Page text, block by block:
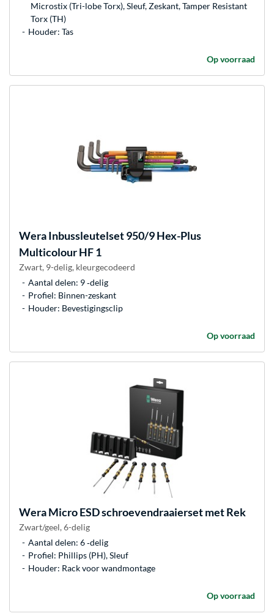
Microstix (Tri-lobe Torx), Sleuf, Zeskant, Tamper Resistant
Torx (TH)
Houder: Tas
Op voorraad
WeraInbussleutelset 950/9 Hex-Plus
Multicolour HF 1
Zwart, 9-delig, kleurgecodeerd
Aantal delen: 9 ‐delig
Profiel: Binnen-zeskant
Houder: Bevestigingsclip
Op voorraad
WeraMicro ESD schroevendraaierset met Rek
Zwart/geel, 6-delig
Aantal delen: 6 ‐delig
Profiel: Phillips (PH), Sleuf
Houder: Rack voor wandmontage
Op voorraad